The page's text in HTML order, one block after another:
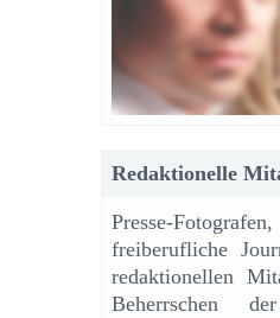
Redaktionelle
Presse-
freiberufliche
redaktionellen
Beherrschen